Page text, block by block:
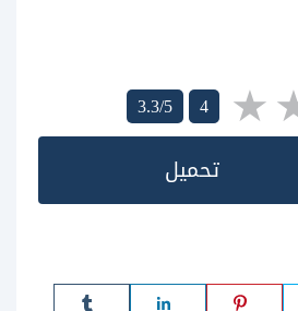
3.3/5
4
تحميل